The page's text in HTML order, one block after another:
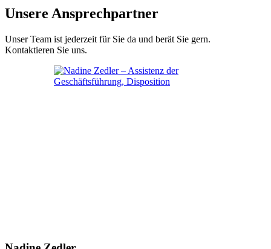
Unsere Ansprechpartner
Unser Team ist jederzeit für Sie da und berät Sie gern.
Kontaktieren Sie uns.